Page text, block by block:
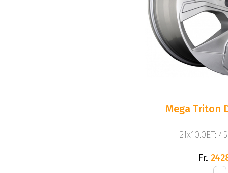
Mega Triton
21x10.0ET:
Fr.